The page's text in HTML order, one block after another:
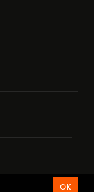
OK